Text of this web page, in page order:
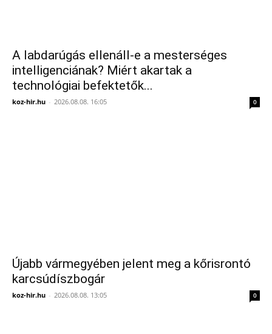
A labdarúgás ellenáll-e a mesterséges
intelligenciának? Miért akartak a
technológiai befektetők...
koz-hir.hu - 2026.08.08. 16:05 0
Újabb vármegyében jelent meg a kőrisrontó
karcsúdíszbogár
koz-hir.hu - 2026.08.08. 13:05 0